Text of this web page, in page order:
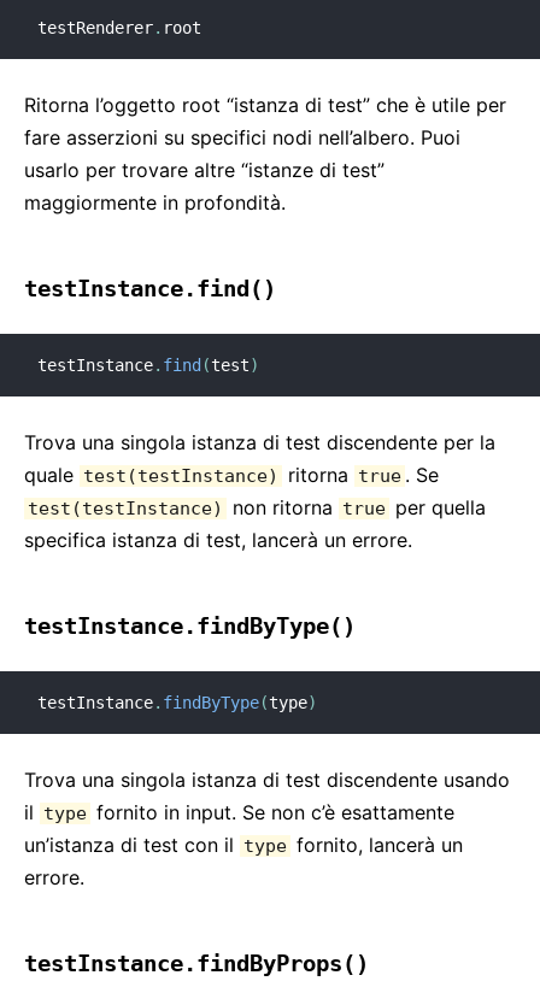
testRenderer. root
Ritorna l’oggetto root “istanza di test” che è utile per
fare asserzioni su specifici nodi nell’albero. Puoi
usarlo per trovare altre “istanze di test”
maggiormente in profondità.
testInstance.find()
testInstance. find (test)
Trova una singola istanza di test discendente per la
quale test(testInstance) ritorna true . Se
test(testInstance) non ritorna true per quella
specifica istanza di test, lancerà un errore.
testInstance.findByType()
testInstance. findByType(type)
Trova una singola istanza di test discendente usando
il type fornito in input. Se non c’è esattamente
un’istanza di test con il type fornito, lancerà un
errore.
testInstance.findByProps()